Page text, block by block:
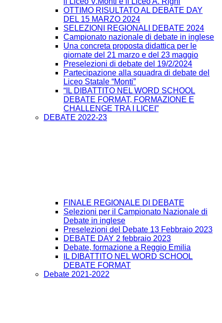
OTTIMO RISULTATO AL DEBATE DAY
DEL 15 MARZO 2024
SELEZIONI REGIONALI DEBATE 2024
Campionato nazionale di debate in inglese
Una concreta proposta didattica per le
giornate del 21 marzo e del 23 maggio
Preselezioni di debate del 19/2/2024
Partecipazione alla squadra di debate del
Liceo Statale “Monti”
“IL DIBATTITO NEL WORD SCHOOL
DEBATE FORMAT, FORMAZIONE E
CHALLENGE TRA I LICEI”
DEBATE 2022-23
FINALE REGIONALE DI DEBATE
Selezioni per il Campionato Nazionale di
Debate in inglese
Preselezioni del Debate 13 Febbraio 2023
DEBATE DAY 2 febbraio 2023
Debate, formazione a Reggio Emilia
IL DIBATTITO NEL WORD SCHOOL
DEBATE FORMAT
Debate 2021-2022